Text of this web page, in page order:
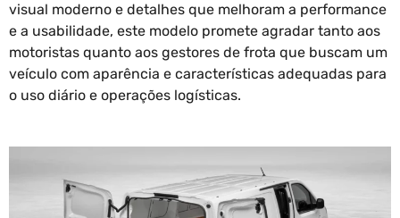
visual moderno e detalhes que melhoram a performance
e a usabilidade, este modelo promete agradar tanto aos
motoristas quanto aos gestores de frota que buscam um
veículo com aparência e características adequadas para
o uso diário e operações logísticas.